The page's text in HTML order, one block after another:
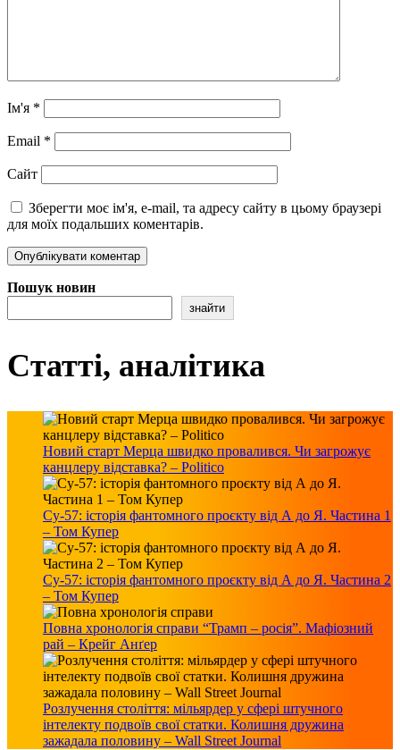
Ім'я *
Email *
Сайт
Зберегти моє ім'я, e-mail, та адресу сайту в цьому браузері
для моїх подальших коментарів.
Пошук новин
знайти
Статті, аналітика
Новий старт Мерца швидко провалився. Чи загрожує
канцлеру відставка? – Politico
Су-57: історія фантомного проєкту від А до Я. Частина 1
– Том Купер
Су-57: історія фантомного проєкту від А до Я. Частина 2
– Том Купер
Повна хронологія справи “Трамп – росія”. Мафіозний
рай – Крейг Анґер
Розлучення століття: мільярдер у сфері штучного
інтелекту подвоїв свої статки. Колишня дружина
зажадала половину – Wall Street Journal